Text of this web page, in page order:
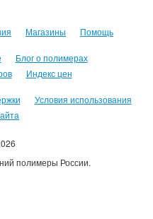
Магазины Помощь
Блог о полимерах
Индекс цен
Условия использования
полимеры России.